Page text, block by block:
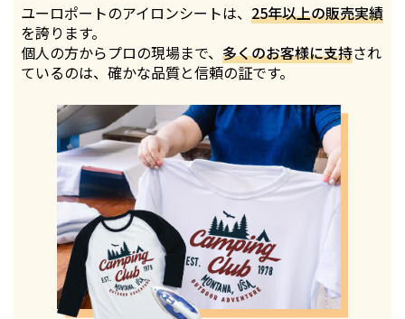
ユーロポートのアイロンシートは、25年以上の販売実績
を誇ります。
個人の方からプロの現場まで、多くのお客様に支持され
ているのは、確かな品質と信頼の証です。